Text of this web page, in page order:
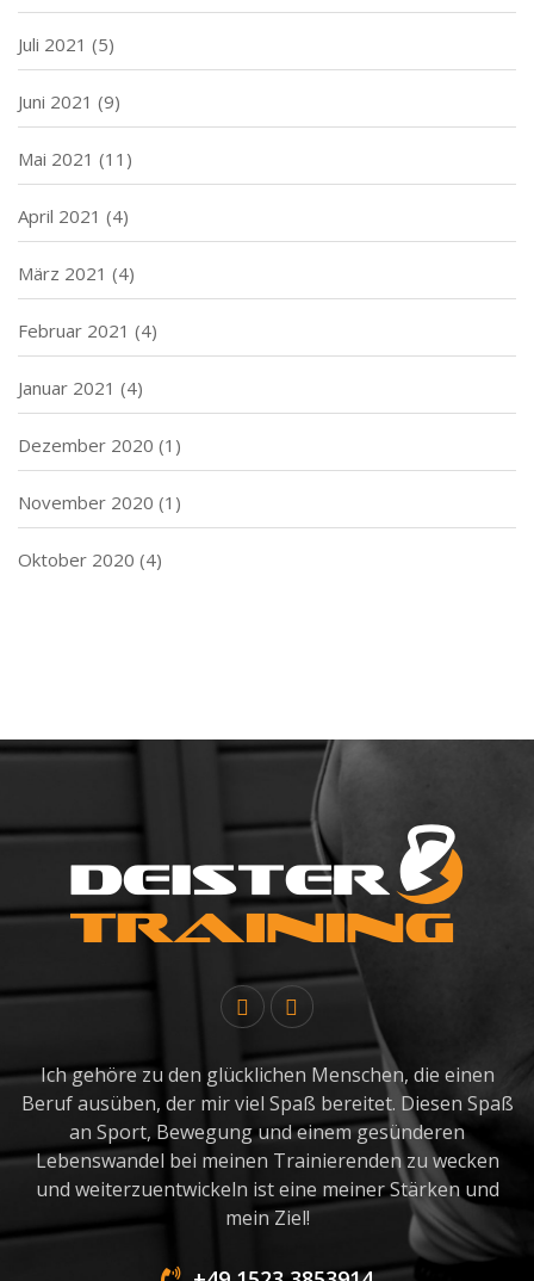
Juli 2021 (5)
Juni 2021 (9)
Mai 2021 (11)
April 2021 (4)
März 2021 (4)
Februar 2021 (4)
Januar 2021 (4)
Dezember 2020 (1)
November 2020 (1)
Oktober 2020 (4)
Ich gehöre zu den glücklichen Menschen, die einen
Beruf ausüben, der mir viel Spaß bereitet. Diesen Spaß
an Sport, Bewegung und einem gesünderen
Lebenswandel bei meinen Trainierenden zu wecken
und weiterzuentwickeln ist eine meiner Stärken und
mein Ziel!